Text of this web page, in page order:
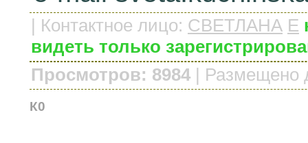
| Контактное лицо: СВЕТЛАНА E
видеть только
Просмотров: 8984 | Размещено
К0